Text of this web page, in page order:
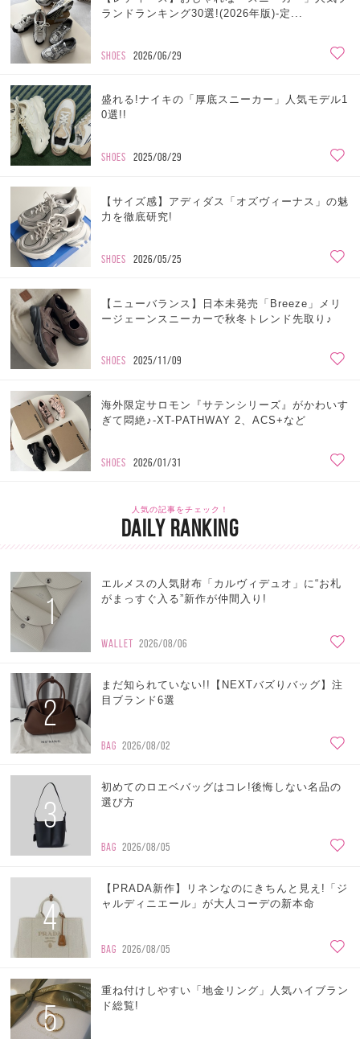
ランドランキング30選!(2026年版)-定...
SHOES 2026/06/29
盛れる!ナイキの「厚底スニーカー」人気モデル1
0選!!
SHOES 2025/08/29
【サイズ感】アディダス「オズヴィーナス」の魅
力を徹底研究!
SHOES 2026/05/25
【ニューバランス】日本未発売「Breeze」メリ
ージェーンスニーカーで秋冬トレンド先取り♪
SHOES 2025/11/09
海外限定サロモン『サテンシリーズ』がかわいす
ぎて悶絶♪-XT-PATHWAY 2、ACS+など
SHOES 2026/01/31
人気の記事をチェック！
DAILY RANKING
1
エルメスの人気財布「カルヴィデュオ」に“お札
がまっすぐ入る”新作が仲間入り!
WALLET 2026/08/06
2
まだ知られていない!!【NEXTバズりバッグ】注
目ブランド6選
BAG 2026/08/02
3
初めてのロエベバッグはコレ!後悔しない名品の
選び方
BAG 2026/08/05
4
【PRADA新作】リネンなのにきちんと見え!「ジ
ャルディニエール」が大人コーデの新本命
BAG 2026/08/05
5
重ね付けしやすい「地金リング」人気ハイブラン
ド総覧!